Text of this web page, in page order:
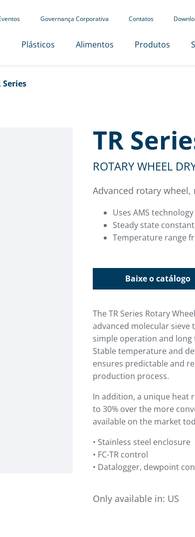
Governança Corporativa Contatos
Plásticos Alimentos Produtos
Series
TR
ROTARY WHEEL
Advanced rotary
Uses AMS technology
Steady state
Temperature range
Baixe o catálogo
The TR Series Rotary
advanced molecular sieve
simple operation and
Stable temperature and
ensures predictable and
production process.
In addition, a unique heat
to 30% over the more
available on the market
• Stainless steel enclosure
• FC-TR control
• Datalogger, dewpoint
Only available in: US